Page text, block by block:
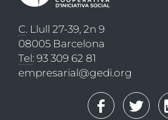
C. Llull 27-39, 2n 9
08005 Barcelona
Tel: 93 309 62 81
empresarial@gedi.org